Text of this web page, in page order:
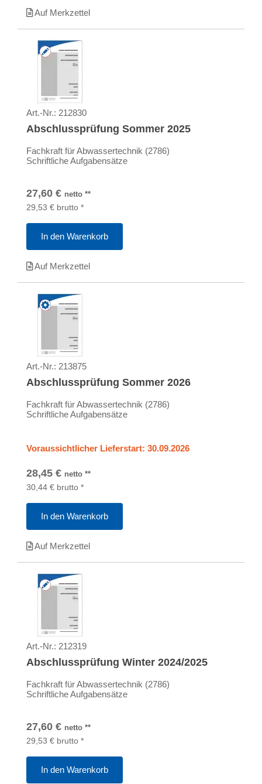
Auf Merkzettel
Art.-Nr.: 212830
Abschlussprüfung Sommer 2025
Fachkraft für Abwassertechnik (2786)
Schriftliche Aufgabensätze
27,60 € netto **
29,53 € brutto *
In den Warenkorb
Auf Merkzettel
Art.-Nr.: 213875
Abschlussprüfung Sommer 2026
Fachkraft für Abwassertechnik (2786)
Schriftliche Aufgabensätze
Voraussichtlicher Lieferstart: 30.09.2026
28,45 € netto **
30,44 € brutto *
In den Warenkorb
Auf Merkzettel
Art.-Nr.: 212319
Abschlussprüfung Winter 2024/2025
Fachkraft für Abwassertechnik (2786)
Schriftliche Aufgabensätze
27,60 € netto **
29,53 € brutto *
In den Warenkorb